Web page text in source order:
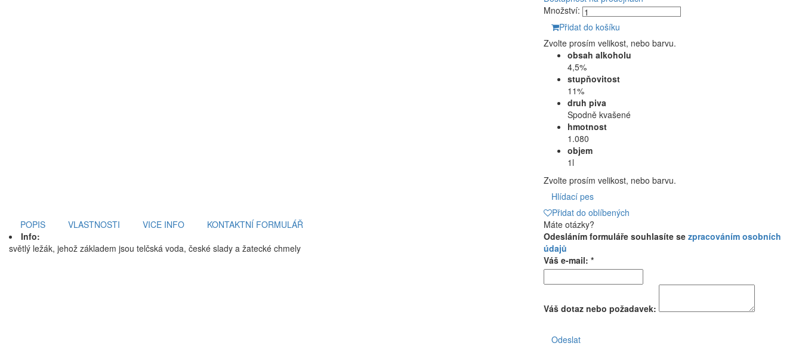
Množství:
Přidat do košíku
Zvolte prosím velikost, nebo barvu.
obsah alkoholu
4,5%
stupňovitost
11%
druh piva
Spodně kvašené
hmotnost
1.080
objem
1l
Zvolte prosím velikost, nebo barvu.
Hlídací pes
Přidat do oblíbených
POPIS
VLASTNOSTI VICE INFO
KONTAKTNÍ FORMULÁŘ
Info:
světlý ležák, jehož základem jsou telčská voda, české slady a žatecké chmely
Máte otázky?
Odesláním formuláře souhlasíte se zpracováním osobních
údajů
Váš e-mail: *
Váš dotaz nebo požadavek:
Odeslat